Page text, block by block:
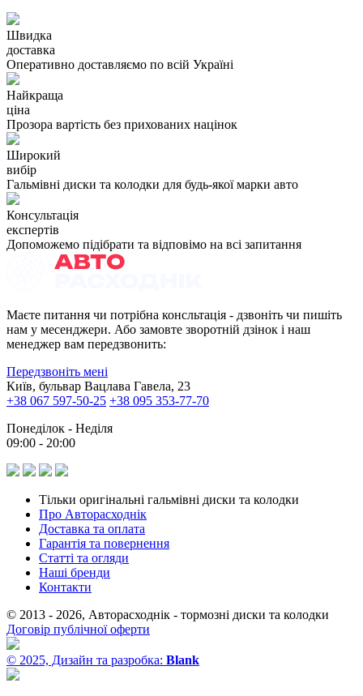
Швидка
доставка
Оперативно доставляємо по всій Україні
Найкраща
ціна
Прозора вартість без прихованих націнок
Широкий
вибір
Гальмівні диски та колодки для будь-якої марки авто
Консультація
експертів
Допоможемо підібрати та відповімо на всі запитання
Маєте питання чи потрібна консльтація - дзвоніть чи пишіть
нам у месенджери. Або замовте зворотній дзінок і наш
менеджер вам передзвонить:
Передзвоніть мені
Київ, бульвар Вацлава Гавела, 23
+38 067 597-50-25 +38 095 353-77-70
Понеділок - Неділя
09:00 - 20:00
Тільки оригінальні гальмівні диски та колодки
Про Авторасходнік
Доставка та оплата
Гарантія та повернення
Статті та огляди
Наші бренди
Контакти
© 2013 - 2026, Авторасходнік - тормозні диски та колодки
Договір публічної оферти
© 2025, Дизайн та разробка: Blank